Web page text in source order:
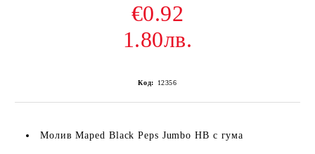
€0.92
1.80лв.
Код: 12356
Молив Maped Black Peps Jumbo HB с гума